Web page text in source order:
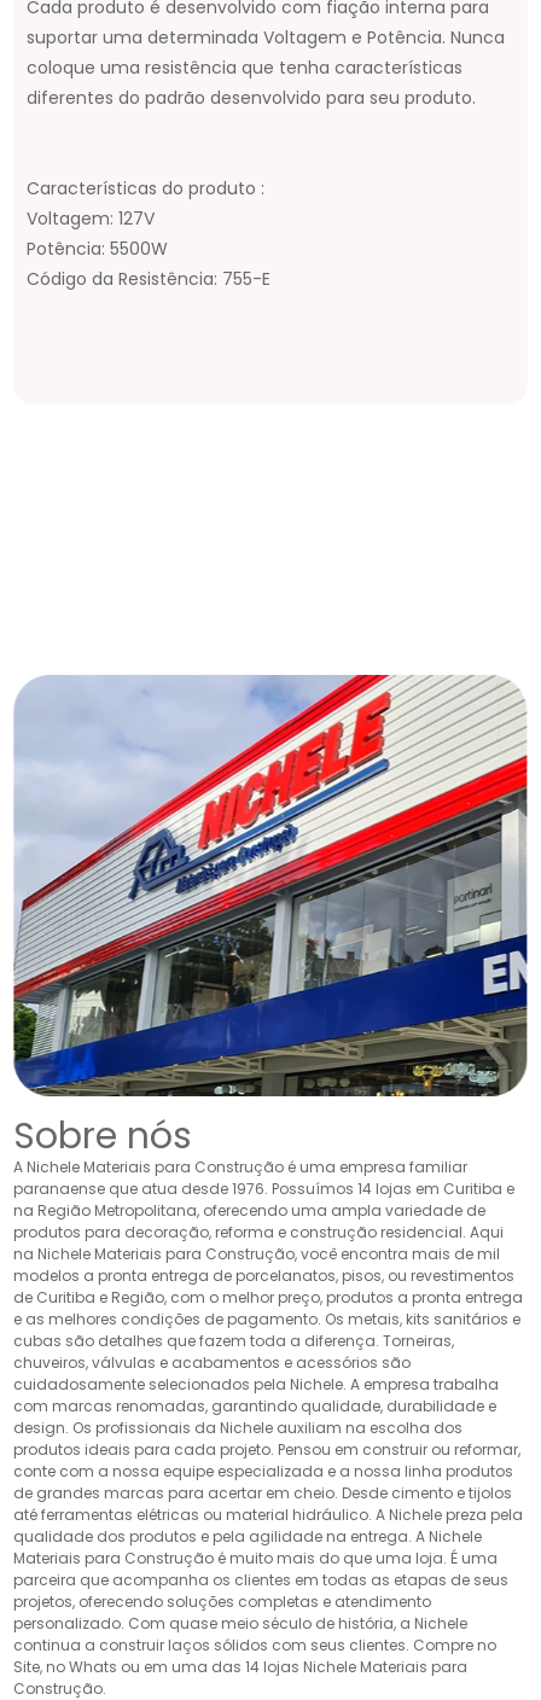
Cada produto é desenvolvido com fiação interna para
suportar uma determinada Voltagem e Potência. Nunca
coloque uma resistência que tenha características
diferentes do padrão desenvolvido para seu produto.
Características do produto :
Voltagem: 127V
Potência: 5500W
Código da Resistência: 755-E
Sobre nós
A Nichele Materiais para Construção é uma empresa familiar
paranaense que atua desde 1976. Possuímos 14 lojas em Curitiba e
na Região Metropolitana, oferecendo uma ampla variedade de
produtos para decoração, reforma e construção residencial. Aqui
na Nichele Materiais para Construção, você encontra mais de mil
modelos a pronta entrega de porcelanatos, pisos, ou revestimentos
de Curitiba e Região, com o melhor preço, produtos a pronta entrega
e as melhores condições de pagamento. Os metais, kits sanitários e
cubas são detalhes que fazem toda a diferença. Torneiras,
chuveiros, válvulas e acabamentos e acessórios são
cuidadosamente selecionados pela Nichele. A empresa trabalha
com marcas renomadas, garantindo qualidade, durabilidade e
design. Os profissionais da Nichele auxiliam na escolha dos
produtos ideais para cada projeto. Pensou em construir ou reformar,
conte com a nossa equipe especializada e a nossa linha produtos
de grandes marcas para acertar em cheio. Desde cimento e tijolos
até ferramentas elétricas ou material hidráulico. A Nichele preza pela
qualidade dos produtos e pela agilidade na entrega. A Nichele
Materiais para Construção é muito mais do que uma loja. É uma
parceira que acompanha os clientes em todas as etapas de seus
projetos, oferecendo soluções completas e atendimento
personalizado. Com quase meio século de história, a Nichele
continua a construir laços sólidos com seus clientes. Compre no
Site, no Whats ou em uma das 14 lojas Nichele Materiais para
Construção.